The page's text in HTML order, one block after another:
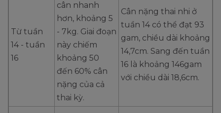
Từ tuần
14 - tuần
16
cân nhanh
hơn, khoảng 5
- 7kg. Giai đoạn
này chiếm
khoảng 50
đến 60% cân
nặng của cả
thai kỳ.
Cân nặng thai nhi ở
tuần 14 có thể đạt 93
gam, chiều dài khoảng
14,7cm. Sang đến tuần
16 là khoảng 146gam
với chiều dài 18,6cm.